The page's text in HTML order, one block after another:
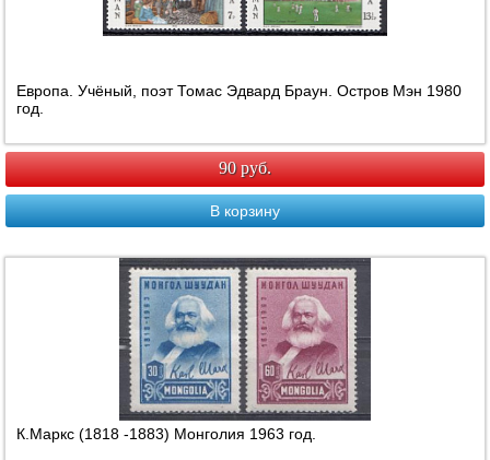
Европа. Учёный, поэт Томас Эдвард Браун. Остров Мэн 1980
год.
90 руб.
В корзину
К.Маркс (1818 -1883) Монголия 1963 год.